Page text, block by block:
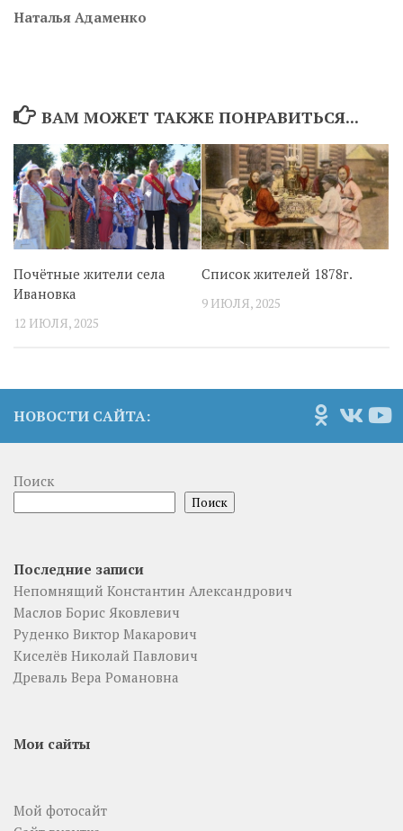
Наталья Адаменко
ВАМ МОЖЕТ ТАКЖЕ ПОНРАВИТЬСЯ...
Почётные жители села
Ивановка
12 ИЮЛЯ, 2025
Список жителей 1878г.
9 ИЮЛЯ, 2025
НОВОСТИ САЙТА:
Поиск
Поиск
Последние записи
Непомнящий Константин Александрович
Маслов Борис Яковлевич
Руденко Виктор Макарович
Киселёв Николай Павлович
Древаль Вера Романовна
Мои сайты
Мой фотосайт